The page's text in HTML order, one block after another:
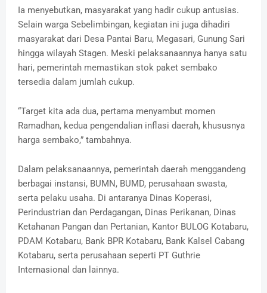
Ia menyebutkan, masyarakat yang hadir cukup antusias.
Selain warga Sebelimbingan, kegiatan ini juga dihadiri
masyarakat dari Desa Pantai Baru, Megasari, Gunung Sari
hingga wilayah Stagen. Meski pelaksanaannya hanya satu
hari, pemerintah memastikan stok paket sembako
tersedia dalam jumlah cukup.
“Target kita ada dua, pertama menyambut momen
Ramadhan, kedua pengendalian inflasi daerah, khususnya
harga sembako,” tambahnya.
Dalam pelaksanaannya, pemerintah daerah menggandeng
berbagai instansi, BUMN, BUMD, perusahaan swasta,
serta pelaku usaha. Di antaranya Dinas Koperasi,
Perindustrian dan Perdagangan, Dinas Perikanan, Dinas
Ketahanan Pangan dan Pertanian, Kantor BULOG Kotabaru,
PDAM Kotabaru, Bank BPR Kotabaru, Bank Kalsel Cabang
Kotabaru, serta perusahaan seperti PT Guthrie
Internasional dan lainnya.